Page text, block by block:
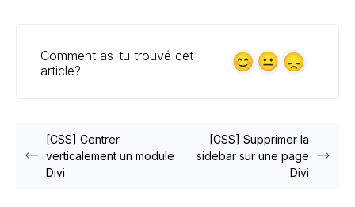
Comment as-tu trouvé cet
article?
[CSS] Centrer
verticalement un module
Divi
[CSS] Supprimer la
sidebar sur une page
Divi